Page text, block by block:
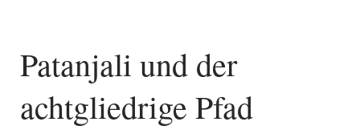
Patanjali und der
achtgliedrige Pfad